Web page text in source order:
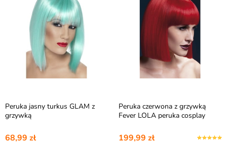
Peruka jasny turkus GLAM z
grzywką
68,99 zł
Peruka czerwona z grzywką
Fever LOLA peruka cosplay
199,99 zł